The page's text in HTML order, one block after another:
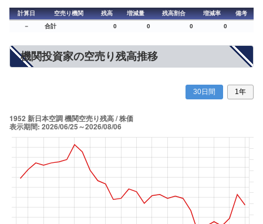
計算日 空売り機関 残高 増減量 残高割合 増減率
備考
－
合計 0 0 0 0
機関投資家の空売り残高推移
30日間 1年